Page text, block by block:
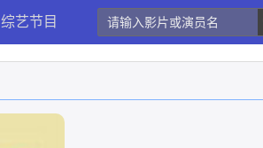
综艺节目